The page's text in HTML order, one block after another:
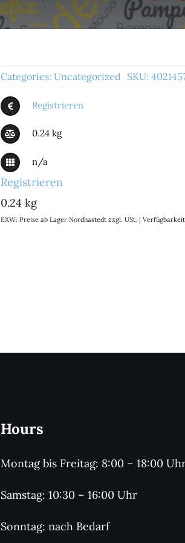
Categories:Uncategorized SKU:
Registrieren
0.24 kg
n/a
Registrieren
0.24 kg
EXW: Preise ab Lager Nordhastedt zzgl. USt. |
Hours
Montag bis Freitag: 8:00 – 18:00
Samstag: 10:30 – 16:00 Uhr
Sonntag: nach Bedarf